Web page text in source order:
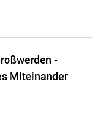
-
Miteinander